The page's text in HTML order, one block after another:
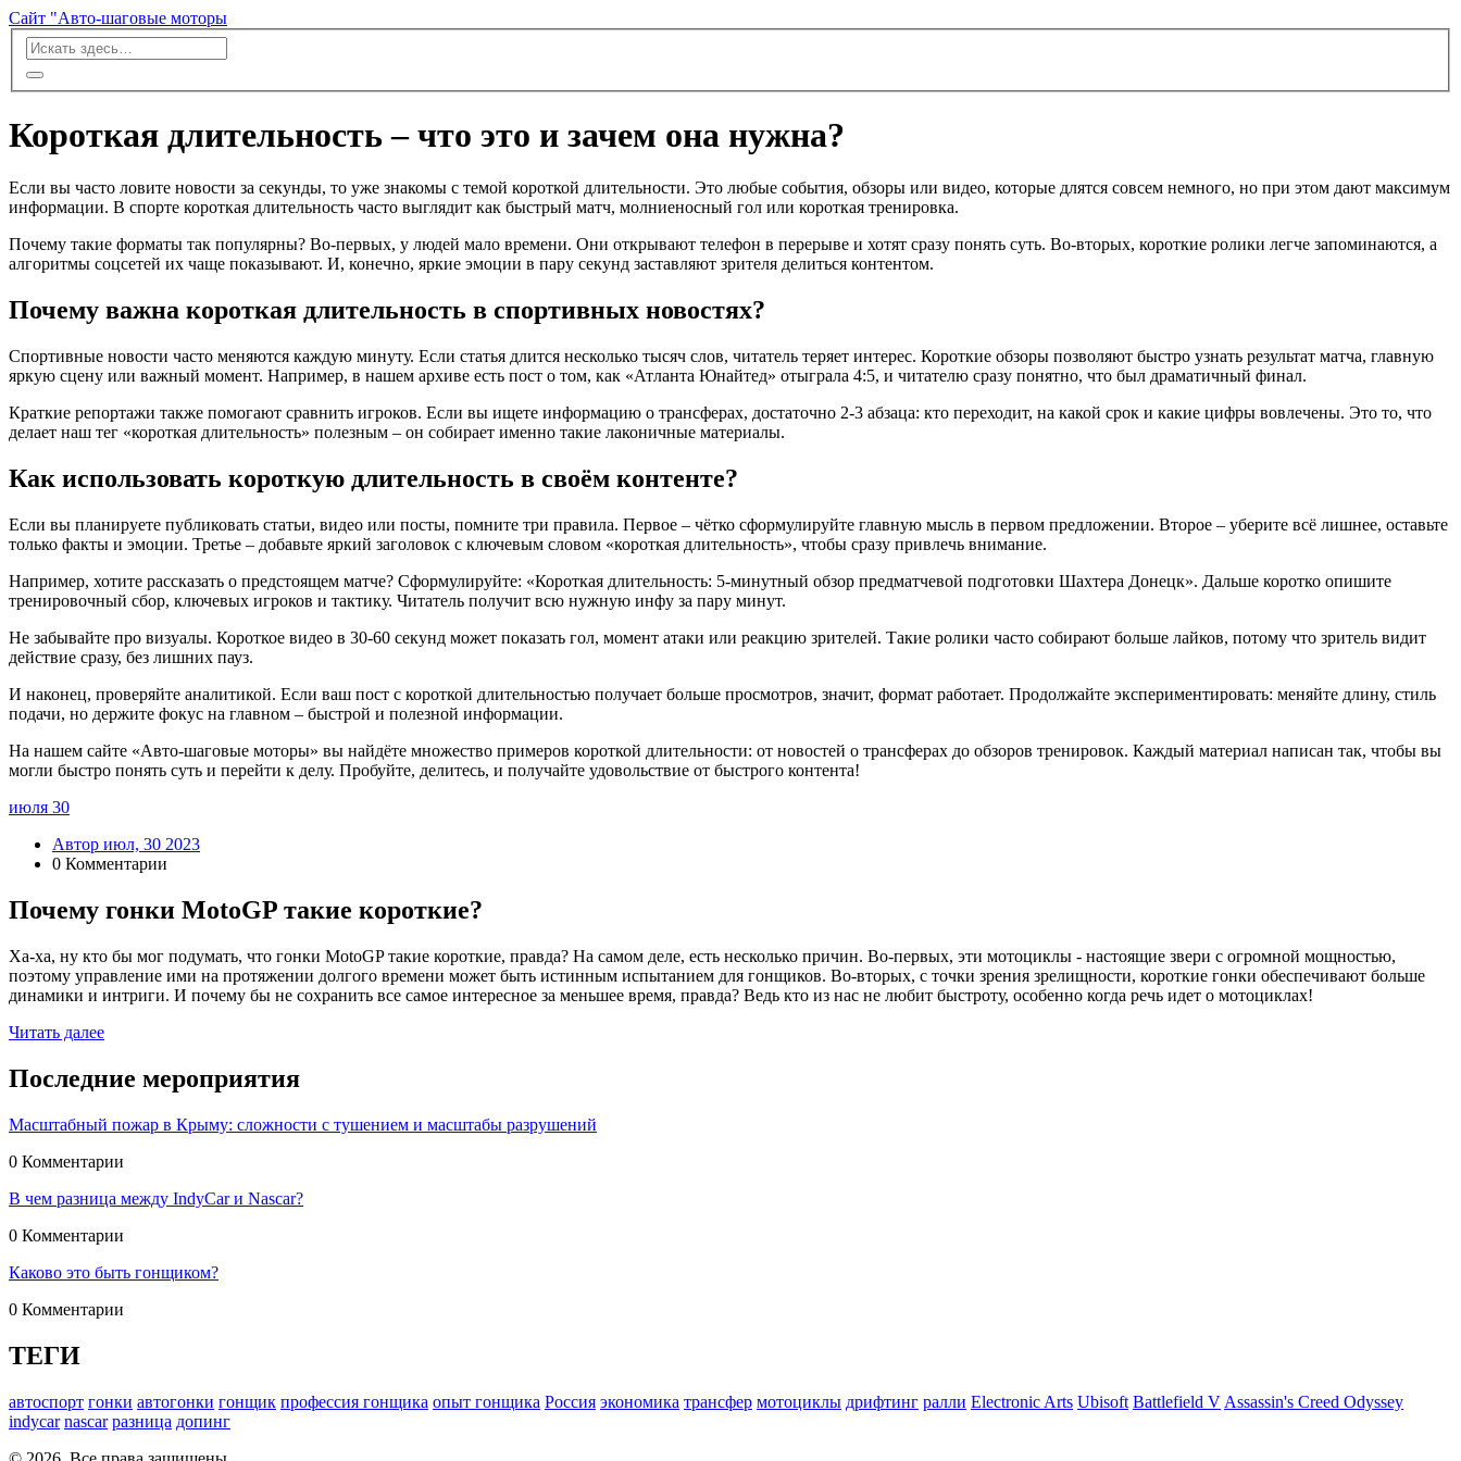
Сайт "Авто-шаговые моторы
Короткая длительность – что это и зачем она нужна?
Если вы часто ловите новости за секунды, то уже знакомы с темой короткой длительности. Это любые события, обзоры или видео, которые длятся совсем немного, но при этом дают максимум
информации. В спорте короткая длительность часто выглядит как быстрый матч, молниеносный гол или короткая тренировка.
Почему такие форматы так популярны? Во-первых, у людей мало времени. Они открывают телефон в перерыве и хотят сразу понять суть. Во‑вторых, короткие ролики легче запоминаются, а
алгоритмы соцсетей их чаще показывают. И, конечно, яркие эмоции в пару секунд заставляют зрителя делиться контентом.
Почему важна короткая длительность в спортивных новостях?
Спортивные новости часто меняются каждую минуту. Если статья длится несколько тысяч слов, читатель теряет интерес. Короткие обзоры позволяют быстро узнать результат матча, главную
яркую сцену или важный момент. Например, в нашем архиве есть пост о том, как «Атланта Юнайтед» отыграла 4:5, и читателю сразу понятно, что был драматичный финал.
Краткие репортажи также помогают сравнить игроков. Если вы ищете информацию о трансферах, достаточно 2‑3 абзаца: кто переходит, на какой срок и какие цифры вовлечены. Это то, что
делает наш тег «короткая длительность» полезным – он собирает именно такие лаконичные материалы.
Как использовать короткую длительность в своём контенте?
Если вы планируете публиковать статьи, видео или посты, помните три правила. Первое – чётко сформулируйте главную мысль в первом предложении. Второе – уберите всё лишнее, оставьте
только факты и эмоции. Третье – добавьте яркий заголовок с ключевым словом «короткая длительность», чтобы сразу привлечь внимание.
Например, хотите рассказать о предстоящем матче? Сформулируйте: «Короткая длительность: 5‑минутный обзор предматчевой подготовки Шахтера Донецк». Дальше коротко опишите
тренировочный сбор, ключевых игроков и тактику. Читатель получит всю нужную инфу за пару минут.
Не забывайте про визуалы. Короткое видео в 30‑60 секунд может показать гол, момент атаки или реакцию зрителей. Такие ролики часто собирают больше лайков, потому что зритель видит
действие сразу, без лишних пауз.
И наконец, проверяйте аналитикой. Если ваш пост с короткой длительностью получает больше просмотров, значит, формат работает. Продолжайте экспериментировать: меняйте длину, стиль
подачи, но держите фокус на главном – быстрой и полезной информации.
На нашем сайте «Авто‑шаговые моторы» вы найдёте множество примеров короткой длительности: от новостей о трансферах до обзоров тренировок. Каждый материал написан так, чтобы вы
могли быстро понять суть и перейти к делу. Пробуйте, делитесь, и получайте удовольствие от быстрого контента!
июля 30
Автор июл, 30 2023
0 Комментарии
Почему гонки MotoGP такие короткие?
Ха-ха, ну кто бы мог подумать, что гонки MotoGP такие короткие, правда? На самом деле, есть несколько причин. Во-первых, эти мотоциклы - настоящие звери с огромной мощностью,
поэтому управление ими на протяжении долгого времени может быть истинным испытанием для гонщиков. Во-вторых, с точки зрения зрелищности, короткие гонки обеспечивают больше
динамики и интриги. И почему бы не сохранить все самое интересное за меньшее время, правда? Ведь кто из нас не любит быстроту, особенно когда речь идет о мотоциклах!
Читать далее
Последние мероприятия
Масштабный пожар в Крыму: сложности с тушением и масштабы разрушений
0 Комментарии
В чем разница между IndyCar и Nascar?
0 Комментарии
Каково это быть гонщиком?
0 Комментарии
ТЕГИ
автоспорт гонки автогонки гонщик профессия гонщика опыт гонщика Россия экономика трансфер мотоциклы дрифтинг ралли Electronic Arts Ubisoft Battlefield V Assassin's Creed Odyssey
indycar nascar разница допинг